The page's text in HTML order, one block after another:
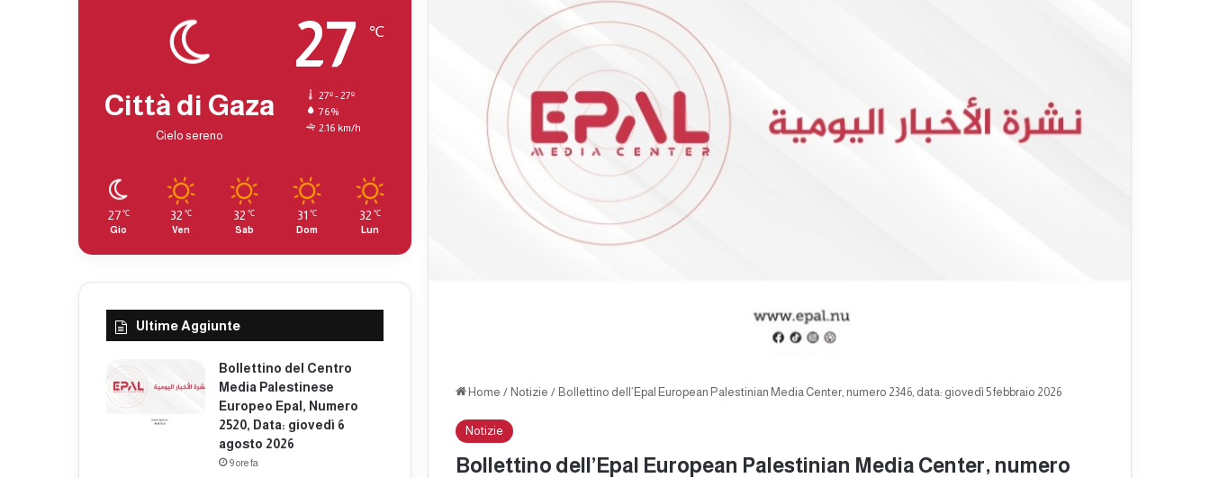
Home / Notizie / Bollettino dell’Epal European Palestinian Media Center, numero 2346, data: giovedì 5 febbraio 2026
Notizie
Bollettino dell’Epal European Palestinian Media Center, numero
Città di Gaza
Cielo sereno
27 ℃
27º - 27º
76%
2.16 km/h
27 ℃
Gio
32 ℃
Ven
32 ℃
Sab
31 ℃
Dom
32 ℃
Lun
Ultime Aggiunte
Bollettino del Centro
Media Palestinese
Europeo Epal, Numero
2520, Data: giovedì 6
agosto 2026
9 ore fa